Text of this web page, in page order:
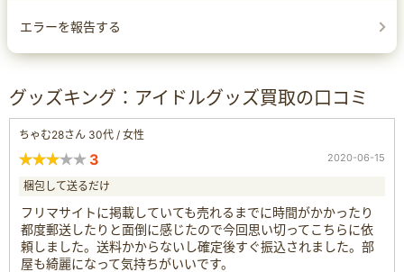
エラーを報告する
グッズキング：アイドルグッズ買取の口コミ
ちゃむ28さん 30代 / 女性
3 2020-06-15
梱包して送るだけ
フリマサイトに掲載していても売れるまでに時間がかかったり
都度郵送したりと面倒に感じたので今回思い切ってこちらに依
頼しました。送料かからないし確定後すぐ振込されました。部
屋も綺麗になって気持ちがいいです。